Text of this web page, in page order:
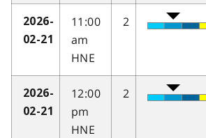
2026-
02-21
11:00
am
HNE
2
2026-
02-21
12:00
pm
HNE
2